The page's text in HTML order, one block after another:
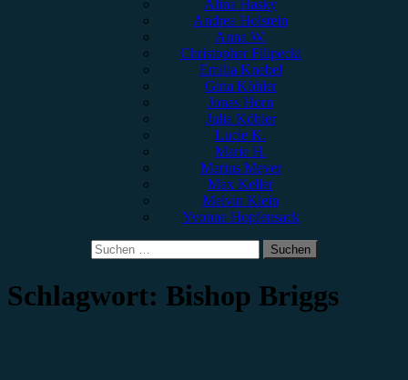
Alina Hasky
Andrea Holstein
Anna W.
Christopher Filipecki
Emilia Knebel
Gina Köhler
Jonas Horn
Julia Köhler
Lucie K.
Marie H.
Marius Meyer
Max Keller
Melvin Klein
Yvonne Hopfensack
Suchen
nach:
Schlagwort: Bishop Briggs